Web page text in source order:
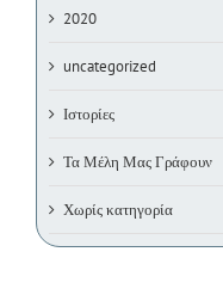
2020
uncategorized
Ιστορίες
Τα Μέλη Μας Γράφουν
Χωρίς κατηγορία